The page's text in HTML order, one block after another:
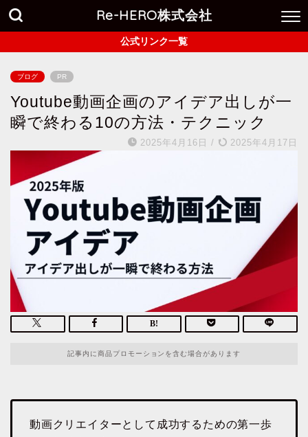
Re-HERO株式会社
公式リンク一覧
ブログ PR
Youtube動画企画のアイデア出しが一
瞬で終わる10の方法・テクニック
2025年4月16日 / 2025年4月17日
記事内に商品プロモーションを含む場合があります
動画クリエイターとして成功するための第一歩